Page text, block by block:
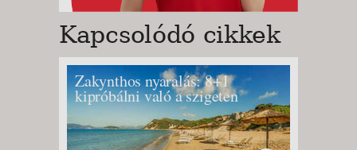
Kapcsolódó cikkek
Zakynthos nyaralás: 8+1
kipróbálni való a szigeten